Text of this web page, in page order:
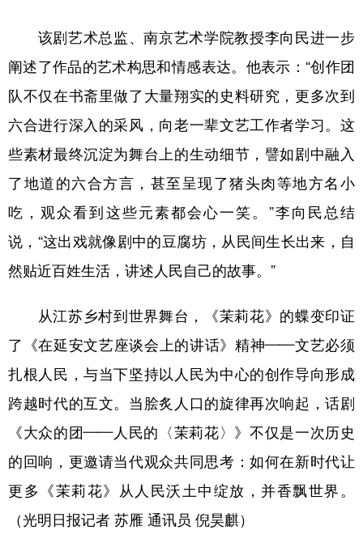
该剧艺术总监、南京艺术学院教授李向民进一步
阐述了作品的艺术构思和情感表达。他表示：“创作团
队不仅在书斋里做了大量翔实的史料研究，更多次到
六合进行深入的采风，向老一辈文艺工作者学习。这
些素材最终沉淀为舞台上的生动细节，譬如剧中融入
了地道的六合方言，甚至呈现了猪头肉等地方名小
吃，观众看到这些元素都会心一笑。”李向民总结
说，“这出戏就像剧中的豆腐坊，从民间生长出来，自
然贴近百姓生活，讲述人民自己的故事。”
从江苏乡村到世界舞台，《茉莉花》的蝶变印证
了《在延安文艺座谈会上的讲话》精神——文艺必须
扎根人民，与当下坚持以人民为中心的创作导向形成
跨越时代的互文。当脍炙人口的旋律再次响起，话剧
《大众的团——人民的〈茉莉花〉》不仅是一次历史
的回响，更邀请当代观众共同思考：如何在新时代让
更多《茉莉花》从人民沃土中绽放，并香飘世界。
（光明日报记者 苏雁 通讯员 倪昊麒）